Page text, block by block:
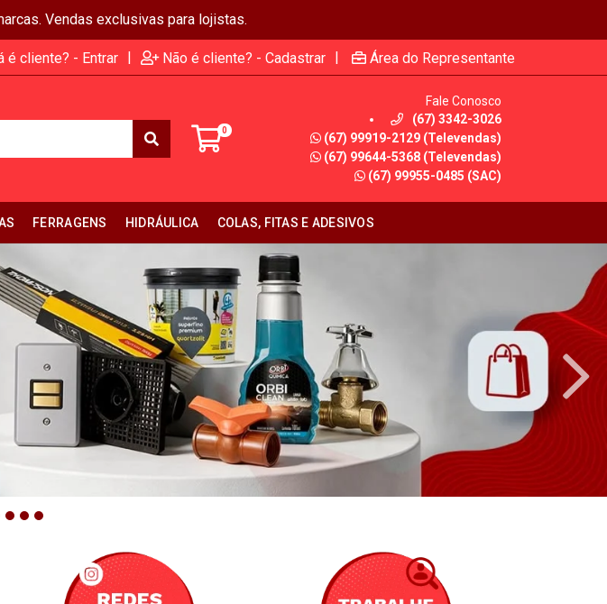
Vendas exclusivas para lojistas.
é cliente? - Entrar | Não é cliente? - Cadastrar | Área do Representante
0
Fale Conosco
(67) 3342-3026
(67) 99919-2129 (Televendas)
(67) 99644-5368 (Televendas)
(67) 99955-0485 (SAC)
FERRAGENS HIDRÁULICA COLAS, FITAS E ADESIVOS